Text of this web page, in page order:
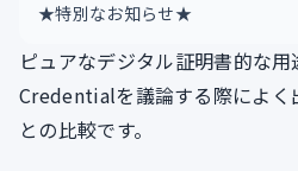
★特別なお知らせ★
ピュアなデジタル証明書的な
Credentialを議論する際によ
との比較です。